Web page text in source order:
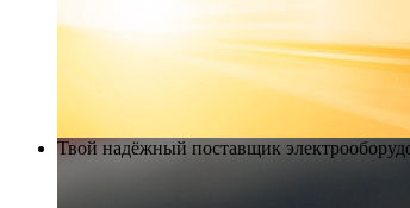
Твой надёжный поставщик